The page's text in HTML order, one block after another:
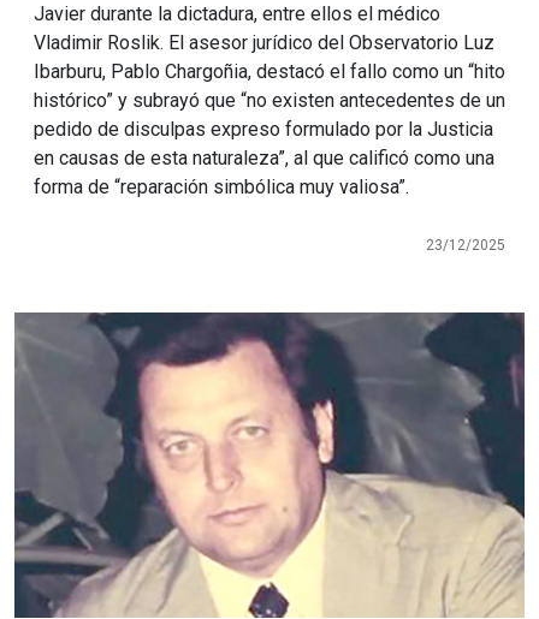
Javier durante la dictadura, entre ellos el médico
Vladimir Roslik. El asesor jurídico del Observatorio Luz
Ibarburu, Pablo Chargoñia, destacó el fallo como un “hito
histórico” y subrayó que “no existen antecedentes de un
pedido de disculpas expreso formulado por la Justicia
en causas de esta naturaleza”, al que calificó como una
forma de “reparación simbólica muy valiosa”.
23/12/2025
Imagen